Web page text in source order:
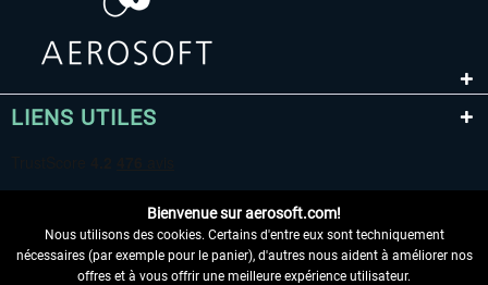
LIENS UTILES
Bienvenue sur aerosoft.com!
Nous utilisons des cookies. Certains d'entre eux sont techniquement
nécessaires (par exemple pour le panier), d'autres nous aident à améliorer nos
offres et à vous offrir une meilleure expérience utilisateur.